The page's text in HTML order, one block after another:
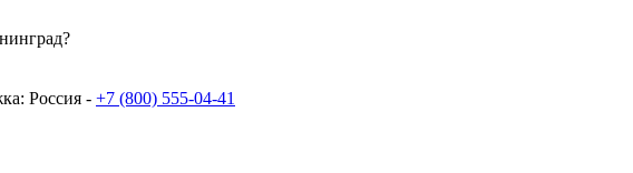
Россия - +7 (800) 555-04-41